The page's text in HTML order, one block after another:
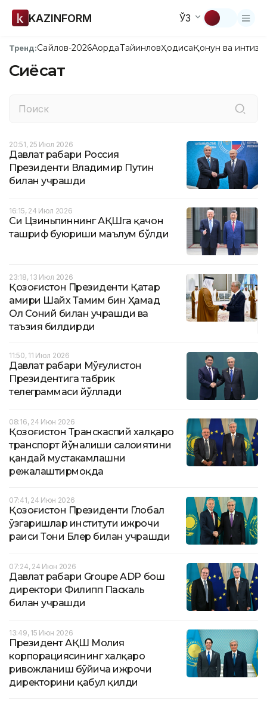
KAZINFORM ЎЗ
Тренд:Сайлов-2026АқордаТайинловҲодисаҚонун ва
Сиёсат
20:51, 25 Июл 2026
Давлат раҳбари Россия
Президенти Владимир Путин
билан учрашди
16:15, 24 Июл 2026
Си Цзиньпиннинг АҚШга қачон
ташриф буюриши маълум бўлди
23:18, 13 Июл 2026
Қозоғистон Президенти Қатар
амири Шайх Тамим бин Ҳамад
Ол Соний билан учрашди ва
таъзия билдирди
11:50, 11 Июл 2026
Давлат раҳбари Мўғулистон
Президентига табрик
телеграммаси йўллади
08:16, 24 Июн 2026
Қозоғистон Транскаспий халқаро
транспорт йўналиши салоҳиятини
қандай мустаҳкамлашни
режалаштирмоқда
07:41, 24 Июн 2026
Қозоғистон Президенти Глобал
ўзгаришлар институти ижрочи
раиси Тони Блер билан учрашди
07:24, 24 Июн 2026
Давлат раҳбари Groupe ADP бош
директори Филипп Паскаль
билан учрашди
13:49, 15 Июн 2026
Президент АҚШ Молия
корпорациясининг халқаро
ривожланиш бўйича ижрочи
директорини қабул қилди